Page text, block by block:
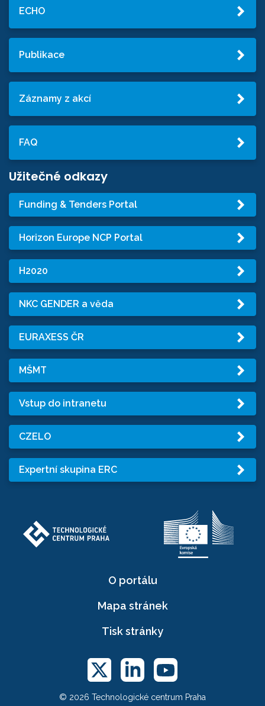
ECHO
Publikace
Záznamy z akcí
FAQ
Užitečné odkazy
Funding & Tenders Portal
Horizon Europe NCP Portal
H2020
NKC GENDER a věda
EURAXESS ČR
MŠMT
Vstup do intranetu
CZELO
Expertní skupina ERC
O portálu
Mapa stránek
Tisk stránky
© 2026 Technologické centrum Praha